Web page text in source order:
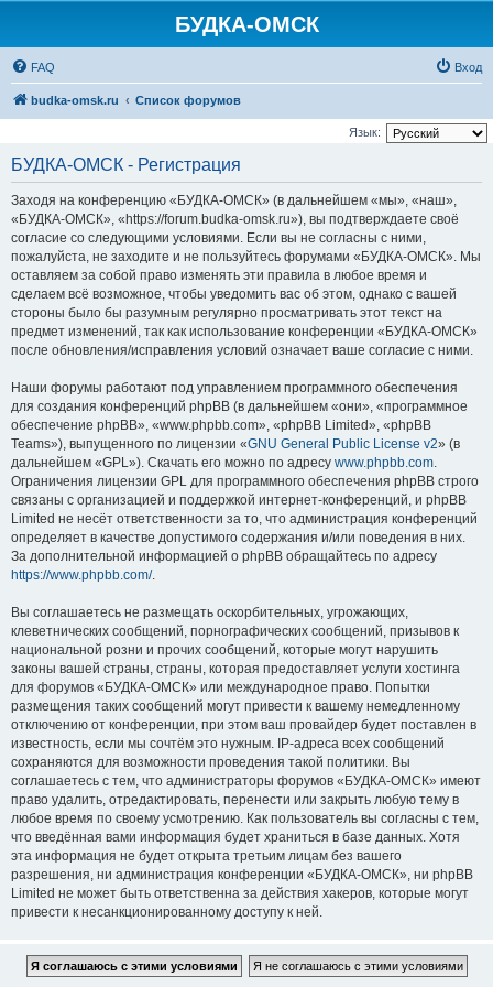
БУДКА-ОМСК
FAQ Вход
budka-omsk.ru Список форумов
Язык:
БУДКА-ОМСК - Регистрация
Заходя на конференцию «БУДКА-ОМСК» (в дальнейшем «мы», «наш»,
«БУДКА-ОМСК», «https://forum.budka-omsk.ru»), вы подтверждаете своё
согласие со следующими условиями. Если вы не согласны с ними,
пожалуйста, не заходите и не пользуйтесь форумами «БУДКА-ОМСК». Мы
оставляем за собой право изменять эти правила в любое время и
сделаем всё возможное, чтобы уведомить вас об этом, однако с вашей
стороны было бы разумным регулярно просматривать этот текст на
предмет изменений, так как использование конференции «БУДКА-ОМСК»
после обновления/исправления условий означает ваше согласие с ними.
Наши форумы работают под управлением программного обеспечения
для создания конференций phpBB (в дальнейшем «они», «программное
обеспечение phpBB», «www.phpbb.com», «phpBB Limited», «phpBB
Teams»), выпущенного по лицензии «GNU General Public License v2» (в
дальнейшем «GPL»). Скачать его можно по адресу www.phpbb.com.
Ограничения лицензии GPL для программного обеспечения phpBB строго
связаны с организацией и поддержкой интернет-конференций, и phpBB
Limited не несёт ответственности за то, что администрация конференций
определяет в качестве допустимого содержания и/или поведения в них.
За дополнительной информацией о phpBB обращайтесь по адресу
https://www.phpbb.com/.
Вы соглашаетесь не размещать оскорбительных, угрожающих,
клеветнических сообщений, порнографических сообщений, призывов к
национальной розни и прочих сообщений, которые могут нарушить
законы вашей страны, страны, которая предоставляет услуги хостинга
для форумов «БУДКА-ОМСК» или международное право. Попытки
размещения таких сообщений могут привести к вашему немедленному
отключению от конференции, при этом ваш провайдер будет поставлен в
известность, если мы сочтём это нужным. IP-адреса всех сообщений
сохраняются для возможности проведения такой политики. Вы
соглашаетесь с тем, что администраторы форумов «БУДКА-ОМСК» имеют
право удалить, отредактировать, перенести или закрыть любую тему в
любое время по своему усмотрению. Как пользователь вы согласны с тем,
что введённая вами информация будет храниться в базе данных. Хотя
эта информация не будет открыта третьим лицам без вашего
разрешения, ни администрация конференции «БУДКА-ОМСК», ни phpBB
Limited не может быть ответственна за действия хакеров, которые могут
привести к несанкционированному доступу к ней.